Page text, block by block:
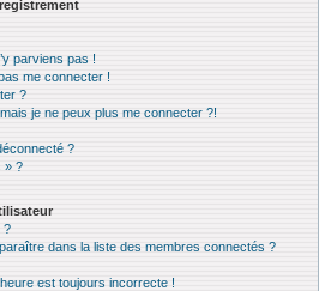
parviens pas !
me connecter !
?
je ne peux plus me connecter ?!
?
» ?
?
dans la liste des membres connectés ?
est toujours incorrecte !